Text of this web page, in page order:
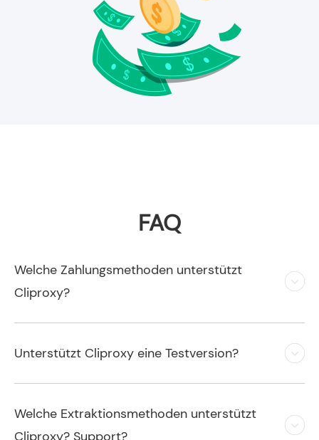
FAQ
Welche Zahlungsmethoden unterstützt
Cliproxy?
Unterstützt Cliproxy eine Testversion?
Welche Extraktionsmethoden unterstützt
Cliproxy? Support?